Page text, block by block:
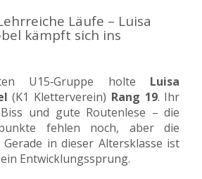
Läufe – Luisa
kämpft sich ins
U15‑Gruppe holte Luisa
(K1 Kletterverein) Rang 19. Ihr
und gute Routenlese – die
fehlen noch, aber die
in dieser Altersklasse ist
Entwicklungssprung.